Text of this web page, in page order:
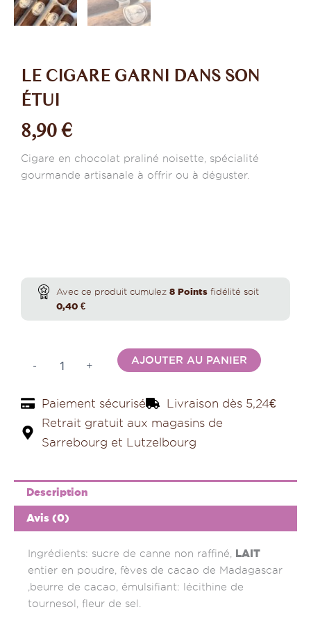
LE CIGARE GARNI DANS SON
ÉTUI
8,90€
Cigare en chocolat praliné noisette, spécialité
gourmande artisanale à offrir ou à déguster.
Avec ce produit cumulez 8 Points fidélité soit
0,40 €
-
quantité
Cigare
+ AJOUTER AU PANIER
Paiement sécurisé
Livraison dès 5,24€
Retrait gratuit aux magasins de
Sarrebourg et Lutzelbourg
Description
Avis (0)
Ingrédients: sucre de canne non raffiné, LAIT
entier en poudre, fèves de cacao de Madagascar
,beurre de cacao, émulsifiant: lécithine de
tournesol, fleur de sel.